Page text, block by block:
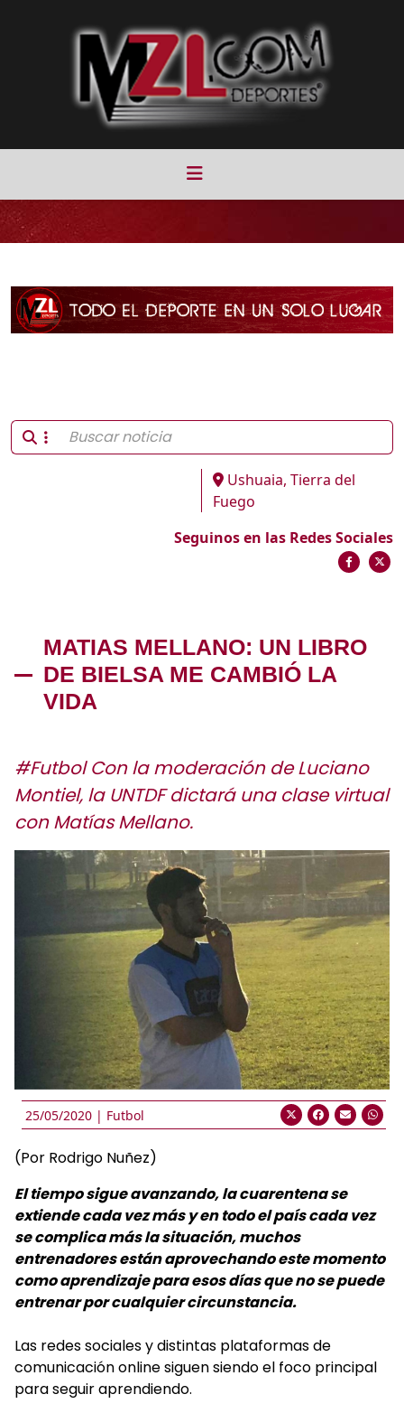
Ushuaia, Tierra del
Fuego
Seguinos en las Redes Sociales
MATIAS MELLANO: UN LIBRO
DE BIELSA ME CAMBIÓ LA
VIDA
#Futbol Con la moderación de Luciano
Montiel, la UNTDF dictará una clase virtual
con Matías Mellano.
25/05/2020 | Futbol
(Por Rodrigo Nuñez)
El tiempo sigue avanzando, la cuarentena se
extiende cada vez más y en todo el país cada vez
se complica más la situación, muchos
entrenadores están aprovechando este momento
como aprendizaje para esos días que no se puede
entrenar por cualquier circunstancia.
Las redes sociales y distintas plataformas de
comunicación online siguen siendo el foco principal
para seguir aprendiendo.